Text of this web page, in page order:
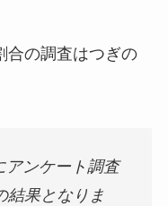
合の調査はつぎの
アンケート調査
結果となりま